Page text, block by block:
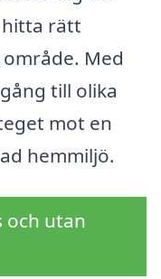
rätt
Med
till olika
mot en
hemmiljö.
och utan